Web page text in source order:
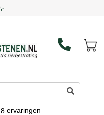
in huis
ervaringen